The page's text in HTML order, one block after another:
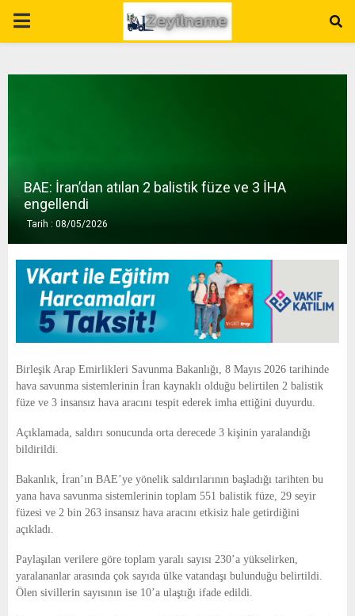
P
A
E
N
U
BAE: İran’dan atılan 2 balistik füze ve 3 İHA
engellendi
Tarih : 08/05/2026
Birleşik Arap Emirlikleri Savunma Bakanlığı, 8 Mayıs 2026 tarihinde
hava savunma sistemlerinin İran kaynaklı olduğu belirtilen 2 balistik
füze ve 3 insansız hava aracını tespit ederek imha ettiğini duyurdu.
Açıklamada, saldırı sonucunda orta derecede 3 kişinin yaralandığı
bildirildi.
Bakanlık, İran’ın BAE’ye yönelik saldırılarının başladığı tarihten bu
yana hava savunma sistemlerinin toplam 551 balistik füze, 29 seyir
füzesi ve 2 bin 263 insansız hava aracını etkisiz hale getirdiğini
açıkladı.
Paylaşılan verilere göre toplam yaralı sayısı 230’a yükselirken,
yaralananlar arasında çok sayıda ülke vatandaşı bulunduğu belirtildi.
Ölen sivillerin sayısının ise 10’a ulaştığı ifade edildi.